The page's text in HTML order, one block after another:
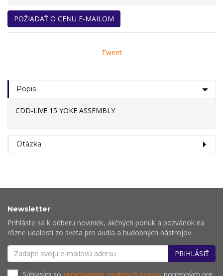
POŽIADAŤ O CENU E-MAILOM
Tweet
Popis
CDD-LIVE 15 YOKE ASSEMBLY
Otázka
Newsletter
Prihláste sa k odberu noviniek, akčných ponúk a pozvánok na
rôzne udalosti zo sveta pro audia a hudobných nástrojov.
PRIHLÁSIŤ
Súhlasím so spracovaním osobných údajov potrebných pre